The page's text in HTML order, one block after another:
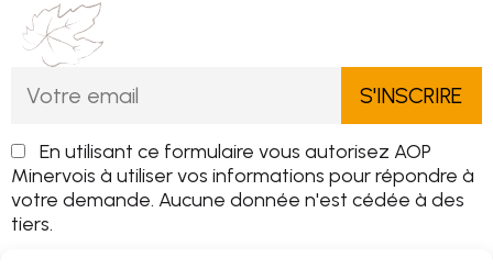
En utilisant ce formulaire vous autorisez AOP
Minervois à utiliser vos informations pour répondre à
votre demande. Aucune donnée n'est cédée à des
tiers.